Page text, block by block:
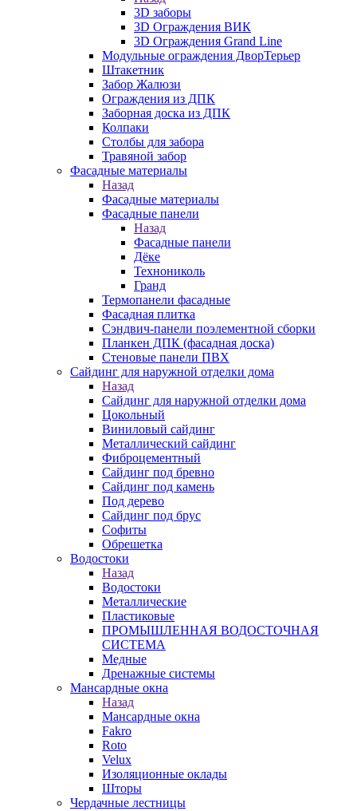
3D заборы
3D Ограждения ВИК
3D Ограждения Grand Line
Модульные ограждения ДворТерьер
Штакетник
Забор Жалюзи
Ограждения из ДПК
Заборная доска из ДПК
Колпаки
Столбы для забора
Травяной забор
Фасадные материалы
Назад
Фасадные материалы
Фасадные панели
Назад
Фасадные панели
Дёке
Технониколь
Гранд
Термопанели фасадные
Фасадная плитка
Сэндвич-панели поэлементной сборки
Планкен ДПК (фасадная доска)
Стеновые панели ПВХ
Сайдинг для наружной отделки дома
Назад
Сайдинг для наружной отделки дома
Цокольный
Виниловый сайдинг
Металлический сайдинг
Фиброцементный
Сайдинг под бревно
Сайдинг под камень
Под дерево
Сайдинг под брус
Софиты
Обрешетка
Водостоки
Назад
Водостоки
Металлические
Пластиковые
ПРОМЫШЛЕННАЯ ВОДОСТОЧНАЯ
СИСТЕМА
Медные
Дренажные системы
Мансардные окна
Назад
Мансардные окна
Fakro
Roto
Velux
Изоляционные оклады
Шторы
Чердачные лестницы